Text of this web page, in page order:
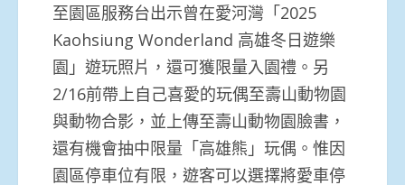
至園區服務台出示曾在愛河灣「2025
Kaohsiung Wonderland 高雄冬日遊樂
園」遊玩照片，還可獲限量入園禮。另
2/16前帶上自己喜愛的玩偶至壽山動物園
與動物合影，並上傳至壽山動物園臉書，
還有機會抽中限量「高雄熊」玩偶。惟因
園區停車位有限，遊客可以選擇將愛車停